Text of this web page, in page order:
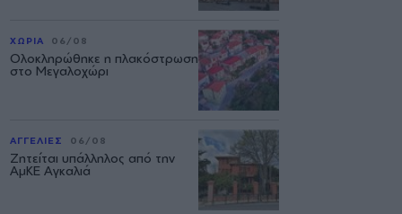
ΧΩΡΙΑ 06/08
Ολοκληρώθηκε η πλακόστρωση
στο Μεγαλοχώρι
ΑΓΓΕΛΙΕΣ 06/08
Ζητείται υπάλληλος από την
ΑμΚΕ Αγκαλιά